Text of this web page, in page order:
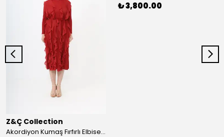
Z&Ç Collection
Akordiyon Kumaş Fırfırlı Elbise - Kırmızı
₺ 3,800.00